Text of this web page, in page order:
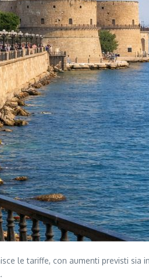
le tariffe, con aumenti previsti sia